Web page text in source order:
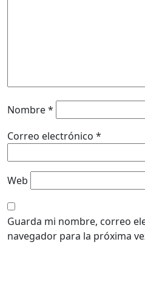
Nombre*
Correo electrónico *
Web
Guarda mi nombre, correo
navegador para la próxima